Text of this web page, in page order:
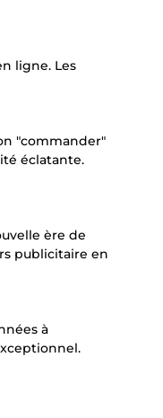
ligne. Les
"commander"
éclatante.
ère de
publicitaire en
à